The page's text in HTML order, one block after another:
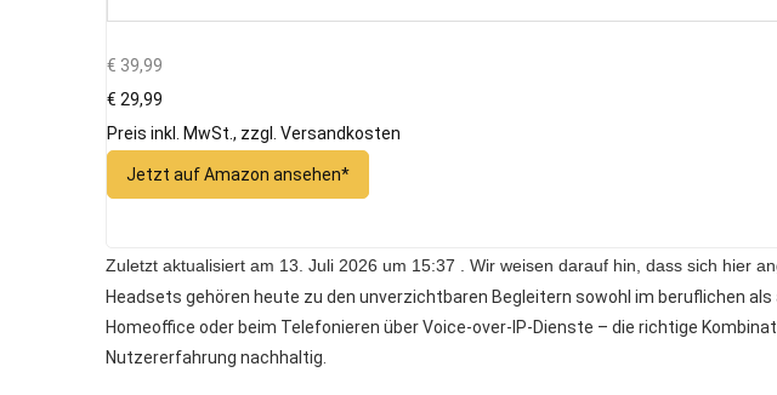
€ 39,99
€ 29,99
Preis inkl. MwSt., zzgl. Versandkosten
Jetzt auf Amazon ansehen*
Zuletzt aktualisiert am 13. Juli 2026 um 15:37 . Wir weisen darauf hin, dass sich hier
Headsets gehören heute zu den unverzichtbaren Begleitern sowohl im beruflichen
Homeoffice oder beim Telefonieren über Voice-over-IP-Dienste – die richtige
Nutzererfahrung nachhaltig.